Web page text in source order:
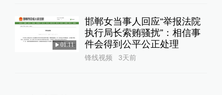
01:11
邯郸女当事人回应“举报法院
执行局长索贿骚扰”：相信事
件会得到公平公正处理
锋线视频 3天前